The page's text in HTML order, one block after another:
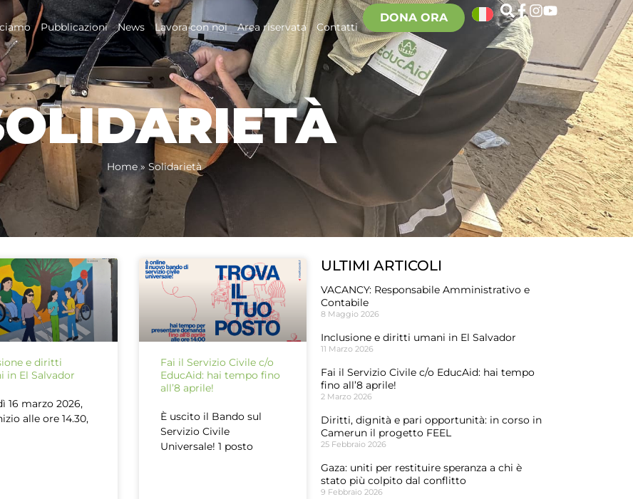
Pubblicazioni News Lavora con noi Area riservata Contatti
DONA ORA
Home» Solidarietà
e diritti
in El Salvador
16 marzo 2026,
alle ore 14.30,
Fai il Servizio Civile c/o
EducAid: hai tempo fino
all’8 aprile!
È uscito il Bando sul
Servizio Civile
Universale! 1 posto
ULTIMI ARTICOLI
VACANCY: Responsabile Amministrativo e
Contabile
8 Maggio 2026
Inclusione e diritti umani in El Salvador
11 Marzo 2026
Fai il Servizio Civile c/o EducAid: hai tempo
fino all’8 aprile!
2 Marzo 2026
Diritti, dignità e pari opportunità: in corso in
Camerun il progetto FEEL
25 Febbraio 2026
Gaza: uniti per restituire speranza a chi è
stato più colpito dal conflitto
9 Febbraio 2026